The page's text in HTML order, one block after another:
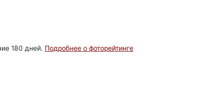
180 дней. Подробнее о фоторейтинге